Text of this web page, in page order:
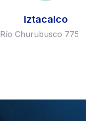
Iztacalco
Río Churubusco 775,